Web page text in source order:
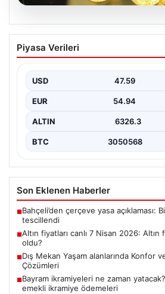
05.08.2026
Altın fiyatları canlı 7
fiyatları bugün ne kadar
Analizi", "content": "Bugün altın…
Piyasa Verileri
USD 47.59
EUR 54.94
ALTIN 6326.3
BTC 3050568
Son Eklenen Haberler
■Bahçeli’den çerçeve yasa açıklaması:
tescillendi
■Altın fiyatları canlı 7 Nisan 2026:
oldu?
■Dış Mekan Yaşam alanlarında Konfor
Çözümleri
■Bayram ikramiyeleri ne zaman
emekli ikramiye ödemeleri